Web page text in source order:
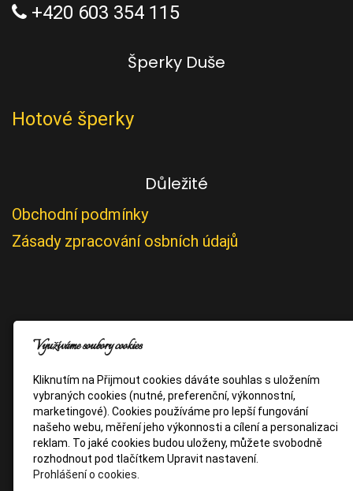
+420 603 354 115
Šperky Duše
Hotové šperky
Důležité
Obchodní podmínky
Zásady zpracování osbních údajů
Využíváme soubory cookies
Kliknutím na Přijmout cookies dáváte souhlas s uložením
vybraných cookies (nutné, preferenční, výkonnostní,
marketingové). Cookies používáme pro lepší fungování
našeho webu, měření jeho výkonnosti a cílení a personalizaci
reklam. To jaké cookies budou uloženy, můžete svobodně
rozhodnout pod tlačítkem Upravit nastavení.
Prohlášení o cookies.